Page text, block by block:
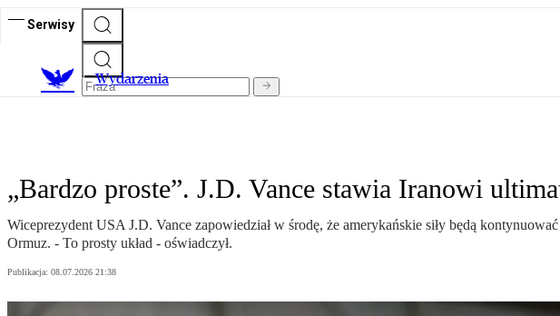
Serwisy
Wydarzenia
„Bardzo proste”. J.D. Vance stawia Iranowi
Wiceprezydent USA J.D. Vance zapowiedział w środę, że amerykańskie siły będą
Ormuz. - To prosty układ - oświadczył.
Publikacja: 08.07.2026 21:38